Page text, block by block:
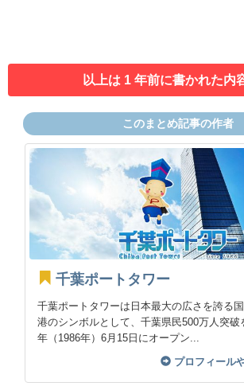
以上は 1 年前に書かれた内
このまとめ記事の作者
千葉ポートタワー
千葉ポートタワーは日本最大の広さを誇る
港のシンボルとして、千葉県民500万人突破
年（1986年）6月15日にオープン...
プロフィール